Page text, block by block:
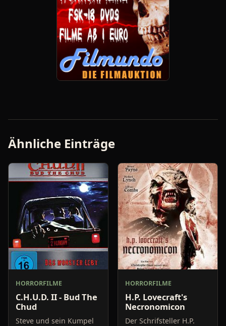
Ähnliche Einträge
HORRORFILME
C.H.U.D. II - Bud The
Chud
Steve und sein Kumpel
HORRORFILME
H.P. Lovecraft's
Necronomicon
Der Schrifsteller H.P.